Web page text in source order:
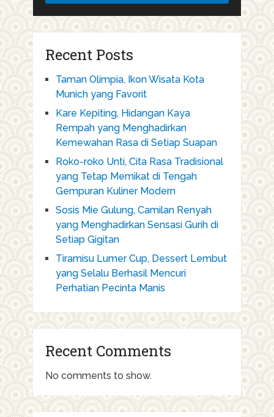
Recent Posts
Taman Olimpia, Ikon Wisata Kota
Munich yang Favorit
Kare Kepiting, Hidangan Kaya
Rempah yang Menghadirkan
Kemewahan Rasa di Setiap Suapan
Roko-roko Unti, Cita Rasa Tradisional
yang Tetap Memikat di Tengah
Gempuran Kuliner Modern
Sosis Mie Gulung, Camilan Renyah
yang Menghadirkan Sensasi Gurih di
Setiap Gigitan
Tiramisu Lumer Cup, Dessert Lembut
yang Selalu Berhasil Mencuri
Perhatian Pecinta Manis
Recent Comments
No comments to show.